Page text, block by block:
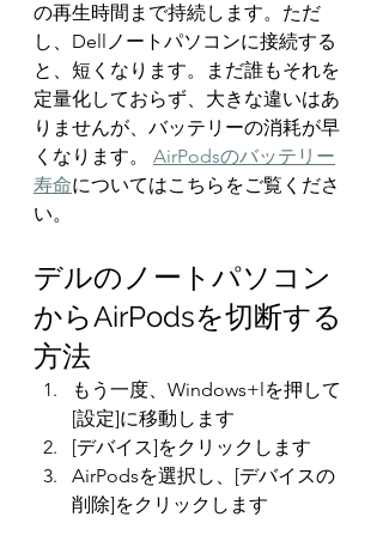
の再生時間まで持続します。ただ
し、Dellノートパソコンに接続する
と、短くなります。まだ誰もそれを
定量化しておらず、大きな違いはあ
りませんが、バッテリーの消耗が早
くなります。 AirPodsのバッテリー
寿命についてはこちらをご覧くださ
い。
デルのノートパソコン
からAirPodsを切断する
方法
もう一度、Windows+lを押して
[設定]に移動します
[デバイス]をクリックします
AirPodsを選択し、[デバイスの
削除]をクリックします